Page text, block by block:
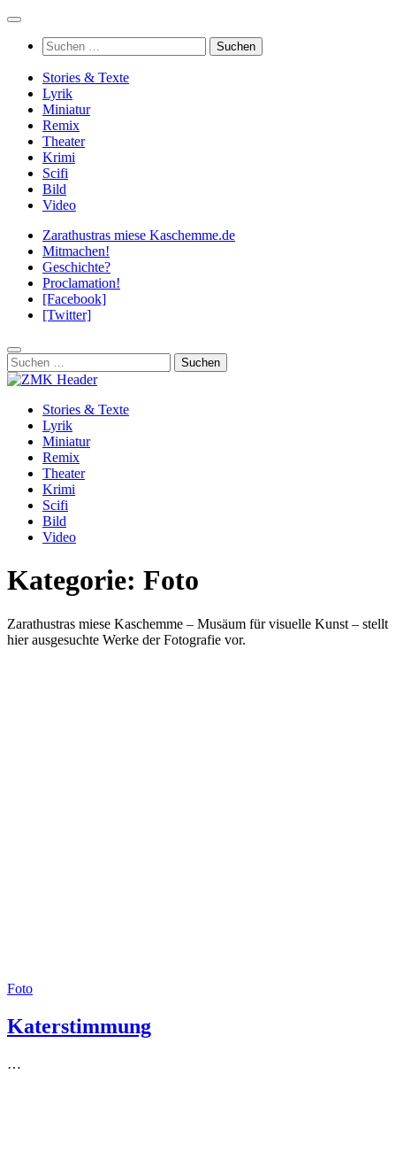
Zum
springenSuchen
nach:
Stories & Texte
Lyrik
Miniatur
Remix
Theater
Krimi
Scifi
Bild
Video
Zarathustras miese Kaschemme.de
Mitmachen!
Geschichte?
Proclamation!
[Facebook]
[Twitter]
Suchen
nach:
Stories & Texte
Lyrik
Miniatur
Remix
Theater
Krimi
Scifi
Bild
Video
Kategorie: Foto
Zarathustras miese Kaschemme – Musäum für visuelle Kunst – stellt
hier ausgesuchte Werke der Fotografie vor.
Foto
Katerstimmung
…